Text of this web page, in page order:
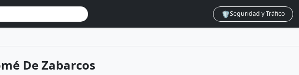
🛡️Seguridad y Tráfico
De Zabarcos